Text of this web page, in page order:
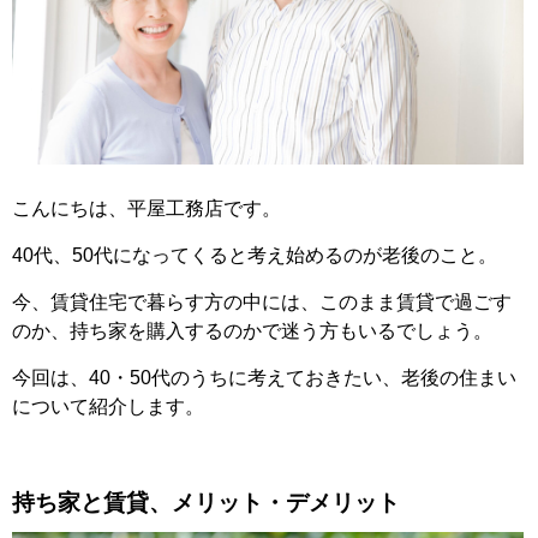
こんにちは、平屋工務店です。
40代、50代になってくると考え始めるのが老後のこと。
今、賃貸住宅で暮らす方の中には、このまま賃貸で過ごす
のか、持ち家を購入するのかで迷う方もいるでしょう。
今回は、40・50代のうちに考えておきたい、老後の住まい
について紹介します。
持ち家と賃貸、メリット・デメリット